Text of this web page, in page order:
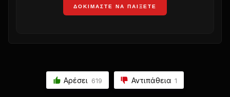
ΔΟΚΙΜΆΣΤΕ ΝΑ ΠΑΊΞΕΤΕ
Αρέσει 619 Αντιπάθεια 1